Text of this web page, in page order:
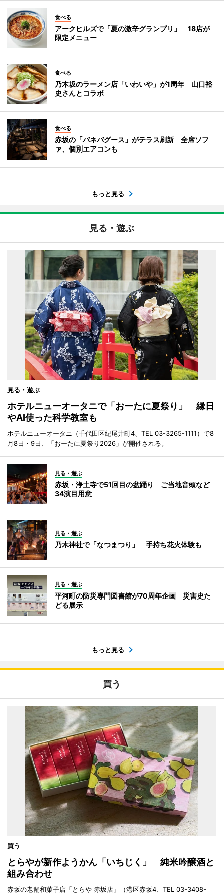
食べる
アークヒルズで「夏の激辛グランプリ」 18店が
限定メニュー
食べる
乃木坂のラーメン店「いわいや」が1周年 山口裕
史さんとコラボ
食べる
赤坂の「バネバグース」がテラス刷新 全席ソフ
ァ、個別エアコンも
もっと見る
見る・遊ぶ
見る・遊ぶ
ホテルニューオータニで「おーたに夏祭り」 縁日
やAI使った科学教室も
ホテルニューオータニ（千代田区紀尾井町4、TEL 03-3265-1111）で8
月8日・9日、「おーたに夏祭り2026」が開催される。
見る・遊ぶ
赤坂・浄土寺で51回目の盆踊り ご当地音頭など
34演目用意
見る・遊ぶ
乃木神社で「なつまつり」 手持ち花火体験も
見る・遊ぶ
平河町の防災専門図書館が70周年企画 災害史た
どる展示
もっと見る
買う
買う
とらやが新作ようかん「いちじく」 純米吟醸酒と
組み合わせ
赤坂の老舗和菓子店「とらや 赤坂店」（港区赤坂4、TEL 03-3408-